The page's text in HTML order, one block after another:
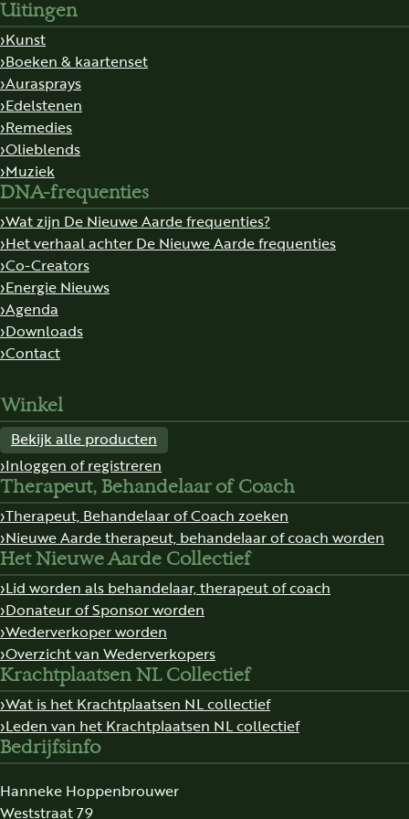
Uitingen
Kunst
Boeken & kaartenset
Aurasprays
Edelstenen
Remedies
Olieblends
Muziek
DNA-frequenties
Wat zijn De Nieuwe Aarde frequenties?
Het verhaal achter De Nieuwe Aarde frequenties
Co-Creators
Energie Nieuws
Agenda
Downloads
Contact
Winkel
Bekijk alle producten
Inloggen of registreren
Therapeut, Behandelaar of Coach
Therapeut, Behandelaar of Coach zoeken
Nieuwe Aarde therapeut, behandelaar of coach worden
Het Nieuwe Aarde Collectief
Lid worden als behandelaar, therapeut of coach
Donateur of Sponsor worden
Wederverkoper worden
Overzicht van Wederverkopers
Krachtplaatsen NL Collectief
Wat is het Krachtplaatsen NL collectief
Leden van het Krachtplaatsen NL collectief
Bedrijfsinfo
Hanneke Hoppenbrouwer
Weststraat 79